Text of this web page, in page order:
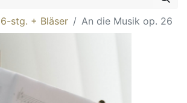
6-stg. + Bläser An die Musik op. 26